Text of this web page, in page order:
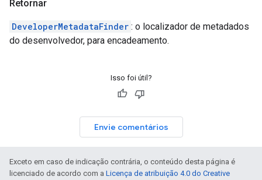
Retornar
DeveloperMetadataFinder : o localizador de metadados
do desenvolvedor, para encadeamento.
Isso foi útil?
Envie comentários
Exceto em caso de indicação contrária, o conteúdo desta página é
licenciado de acordo com a Licença de atribuição 4.0 do Creative